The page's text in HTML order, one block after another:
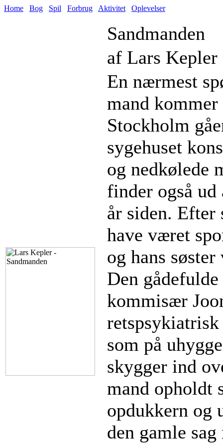
Home Bog Spil Forbrug Aktivitet Oplevelser
Sandmanden
af Lars
En nærmest
mand
Stockholm
sygehuset
og nedkølede
finder også
år siden. Efter
have været
og hans
Den
kommisær
som på
skygger ind
mand opholdt
opdukkern og
den gamle